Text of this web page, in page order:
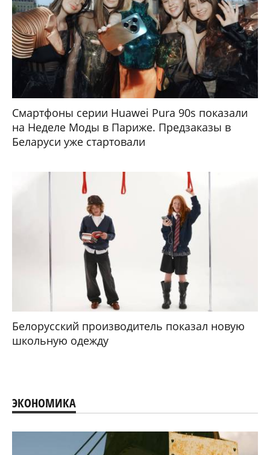
Смартфоны серии Huawei Pura 90s показали
на Неделе Моды в Париже. Предзаказы в
Беларуси уже стартовали
Белорусский производитель показал новую
школьную одежду
ЭКОНОМИКА